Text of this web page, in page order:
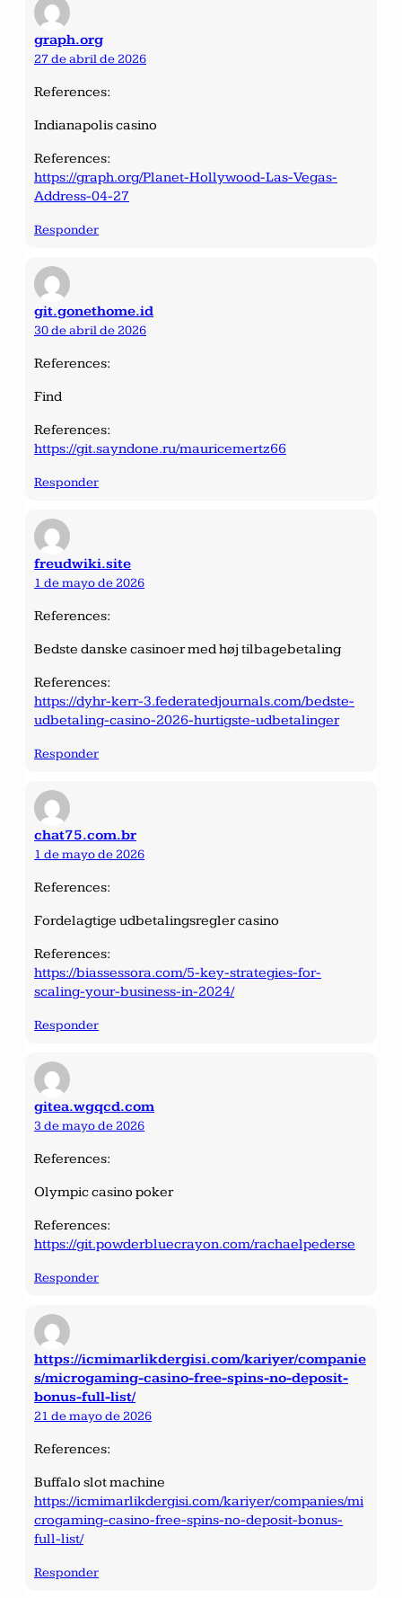
graph.org
27 de abril de 2026
References:
Indianapolis casino
References:
https://graph.org/Planet-Hollywood-Las-Vegas-
Address-04-27
Responder
git.gonethome.id
30 de abril de 2026
References:
Find
References:
https://git.sayndone.ru/mauricemertz66
Responder
freudwiki.site
1 de mayo de 2026
References:
Bedste danske casinoer med høj tilbagebetaling
References:
https://dyhr-kerr-3.federatedjournals.com/bedste-
udbetaling-casino-2026-hurtigste-udbetalinger
Responder
chat75.com.br
1 de mayo de 2026
References:
Fordelagtige udbetalingsregler casino
References:
https://biassessora.com/5-key-strategies-for-
scaling-your-business-in-2024/
Responder
gitea.wgqcd.com
3 de mayo de 2026
References:
Olympic casino poker
References:
https://git.powderbluecrayon.com/rachaelpederse
Responder
https://icmimarlikdergisi.com/kariyer/companie
s/microgaming-casino-free-spins-no-deposit-
bonus-full-list/
21 de mayo de 2026
References:
Buffalo slot machine
https://icmimarlikdergisi.com/kariyer/companies/mi
crogaming-casino-free-spins-no-deposit-bonus-
full-list/
Responder